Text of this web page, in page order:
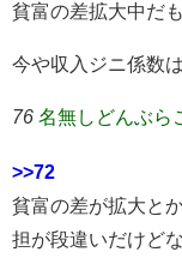
貧富の差拡大中だも
今や収入ジニ係数
76 名無しどんぶら
>>72
貧富の差が拡大と
担が段違いだけどな